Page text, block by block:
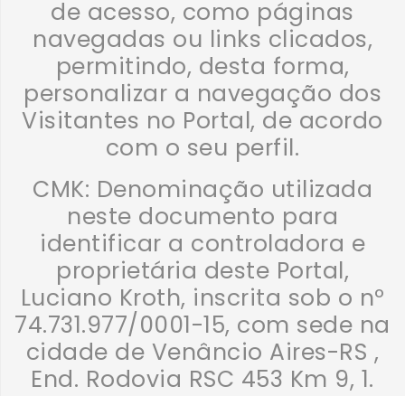
de acesso, como páginas
navegadas ou links clicados,
permitindo, desta forma,
personalizar a navegação dos
Visitantes no Portal, de acordo
com o seu perfil.
CMK: Denominação utilizada
neste documento para
identificar a controladora e
proprietária deste Portal,
Luciano Kroth, inscrita sob o nº
74.731.977/0001-15, com sede na
cidade de Venâncio Aires-RS ,
End. Rodovia RSC 453 Km 9, 1.